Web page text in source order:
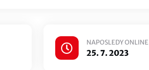
NAPOSLEDY ONLINE
25. 7. 2023